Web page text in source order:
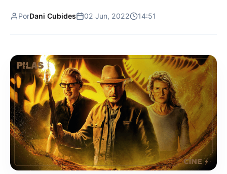
SUSCRÍBETE
PorDani Cubides 02 Jun, 2022 14:51